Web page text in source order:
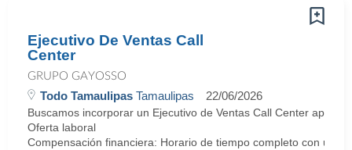
Ejecutivo De Ventas Call
Center
GRUPO GAYOSSO
Todo Tamaulipas Tamaulipas 22/06/2026
Buscamos incorporar un Ejecutivo de Ventas Call Center
Oferta laboral
Compensación financiera: Horario de tiempo completo con un